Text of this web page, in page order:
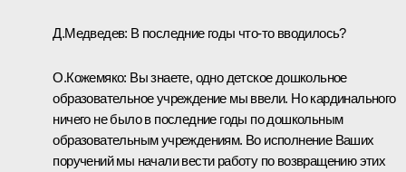
Д.Медведев: В последние годы что‑то вводилось?
О.Кожемяко: Вы знаете, одно детское дошкольное
образовательное учреждение мы ввели. Но кардинального
ничего не было в последние годы по дошкольным
образовательным учреждениям. Во исполнение Ваших
поручений мы начали вести работу по возвращению этих